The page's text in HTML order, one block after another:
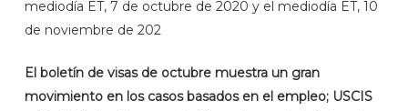
mediodía ET, 7 de octubre de 2020 y el mediodía ET, 10
de noviembre de 202
El boletín de visas de octubre muestra un gran
movimiento en los casos basados ​​en el empleo; USCIS